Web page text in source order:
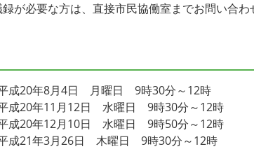
が必要な方は、直接市民協働室までお問い合わ
成20年8月4日 月曜日 9時30分～12時
成20年11月12日 水曜日 9時30分～12時
成20年12月10日 水曜日 9時50分～12時
成21年3月26日 木曜日 9時30分～12時